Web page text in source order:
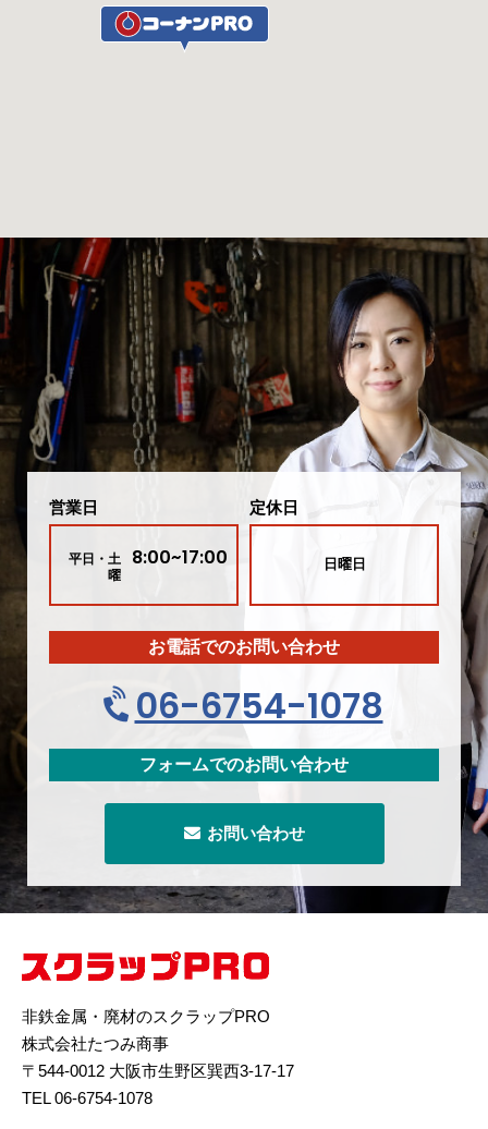
営業日
平日・土
曜
8:00~17:00
定休日
日曜日
お電話でのお問い合わせ
06-6754-1078
フォームでのお問い合わせ
お問い合わせ
非鉄金属・廃材のスクラップPRO
株式会社たつみ商事
〒544-0012 大阪市生野区巽西3-17-17
TEL 06-6754-1078